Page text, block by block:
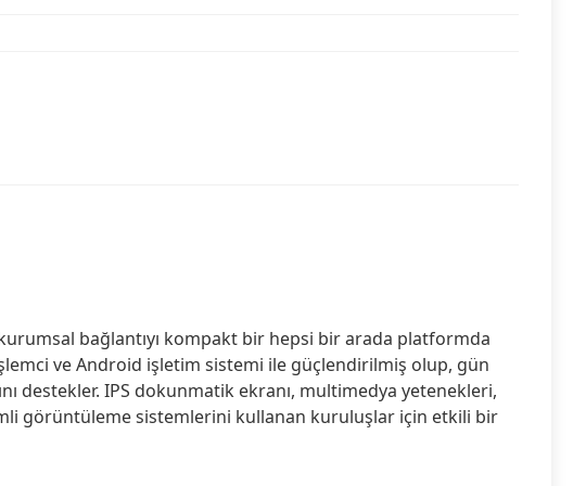
bağlantıyı kompakt bir hepsi bir arada platformda
ve Android işletim sistemi ile güçlendirilmiş olup, gün
destekler. IPS dokunmatik ekranı, multimedya yetenekleri,
görüntüleme sistemlerini kullanan kuruluşlar için etkili bir